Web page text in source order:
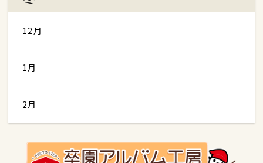
12月
1月
2月